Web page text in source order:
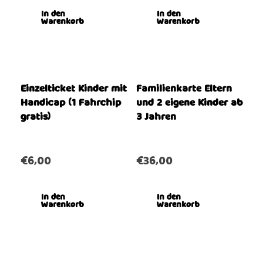
In den
Warenkorb
In den
Warenkorb
Einzelticket Kinder mit
Handicap (1 Fahrchip
gratis)
€6,00
In den
Warenkorb
Familienkarte Eltern
und 2 eigene Kinder ab
3 Jahren
€36,00
In den
Warenkorb